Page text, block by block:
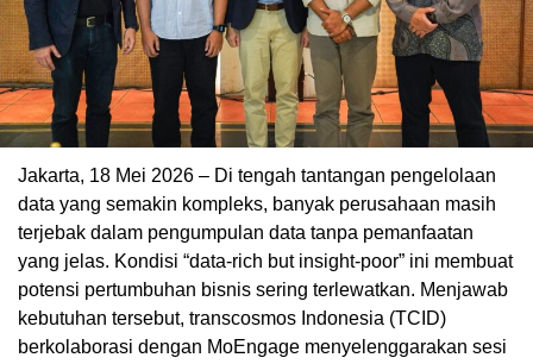
Jakarta, 18 Mei 2026 – Di tengah tantangan pengelolaan
data yang semakin kompleks, banyak perusahaan masih
terjebak dalam pengumpulan data tanpa pemanfaatan
yang jelas. Kondisi “data-rich but insight-poor” ini membuat
potensi pertumbuhan bisnis sering terlewatkan. Menjawab
kebutuhan tersebut, transcosmos Indonesia (TCID)
berkolaborasi dengan MoEngage menyelenggarakan sesi